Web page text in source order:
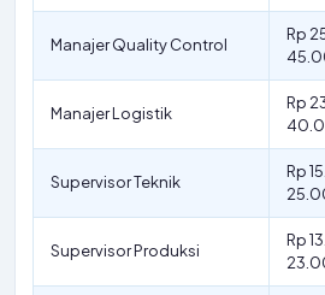
Manajer Quality Control
Rp
Manajer Logistik
Rp
Supervisor Teknik
Rp
Supervisor Produksi
Rp